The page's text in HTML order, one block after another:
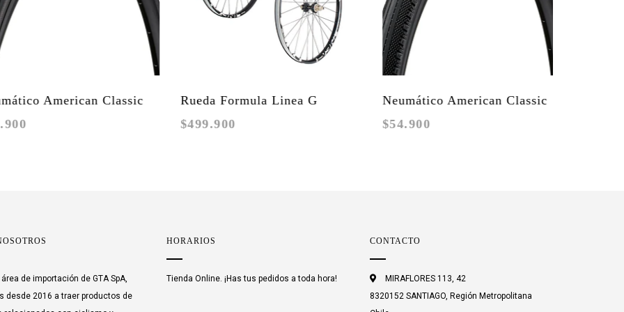
Classic
TLR
Rueda Formula Linea G
Enduro y DH 27.5"
$499.900
Neumático American Classic
Kimberlite Gravel Black
$54.900
de importación de GTA SpA,
desde 2016 a traer productos de
HORARIOS
Tienda Online. ¡Has tus pedidos a toda hora!
CONTACTO
MIRAFLORES 113, 42
8320152 SANTIAGO, Región Metropolitana